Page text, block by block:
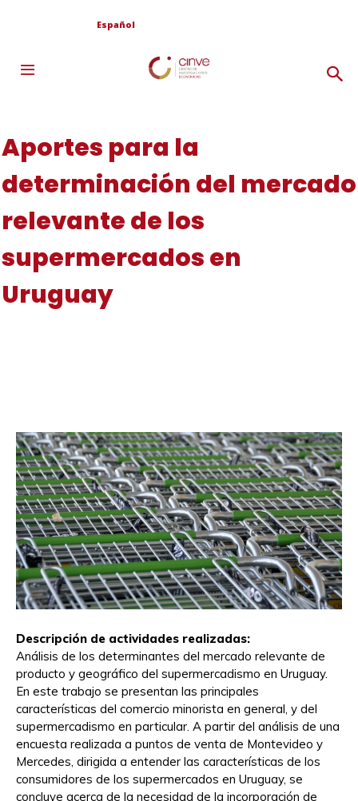
Español
Aportes para la
determinación del mercado
relevante de los
supermercados en
Uruguay
Descripción de actividades realizadas:
Análisis de los determinantes del mercado relevante de
producto y geográfico del supermercadismo en Uruguay.
En este trabajo se presentan las principales
características del comercio minorista en general, y del
supermercadismo en particular. A partir del análisis de una
encuesta realizada a puntos de venta de Montevideo y
Mercedes, dirigida a entender las características de los
consumidores de los supermercados en Uruguay, se
concluye acerca de la necesidad de la incorporación de